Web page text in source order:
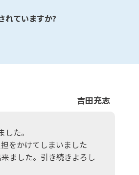
れていますか?
吉田充志
た。
をかけてしまいました
ました。引き続きよろし